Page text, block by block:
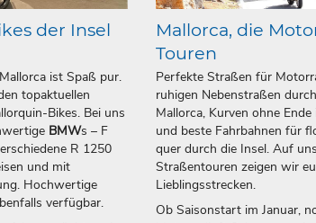
der Insel
ist Spaß pur.
topaktuellen
Bikes. Bei uns
BMWs – F
R 1250
und mit
Hochwertige
verfügbar.
Mallorca, die
Touren
Perfekte Straßen für
ruhigen Nebenstraßen
Mallorca, Kurven ohne
und beste Fahrbahnen für
quer durch die Insel. Auf
Straßentouren zeigen wir
Lieblingsstrecken.
Ob Saisonstart im Januar,